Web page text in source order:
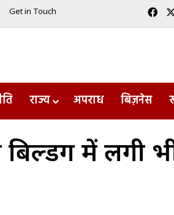
Get in Touch
राज्य अपराध बिज़नेस
बिल्डिंग में